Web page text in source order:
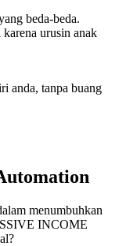
beda-beda.
urusin anak
anda, tanpa buang
menumbuhkan
INCOME